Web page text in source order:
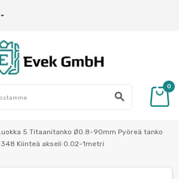

search
0
5 Titaanitanko Ø0.8-90mm Pyöreä tanko
Kiinteä akseli 0.02-1metri